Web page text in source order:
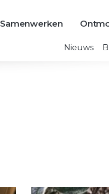
Samenwerken
Nieuws